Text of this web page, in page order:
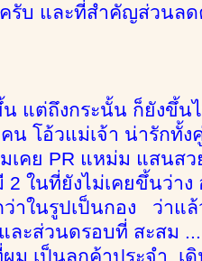
รับ และที่สำคัญส่วนล
น แต่ถึงกระนั้น ก็ยังขึ้
โอ้วแม่เจ้า น่ารักทั้ง
คย PR แหม่ม แสนส
2 ในที่ยังไม่เคยขึ้นว่า
ว่าในรูปเป็นกอง ว่าแ
ะส่วนดรอบที่ สะสม ...
ผม เป็นลูกค้าประจำ เ